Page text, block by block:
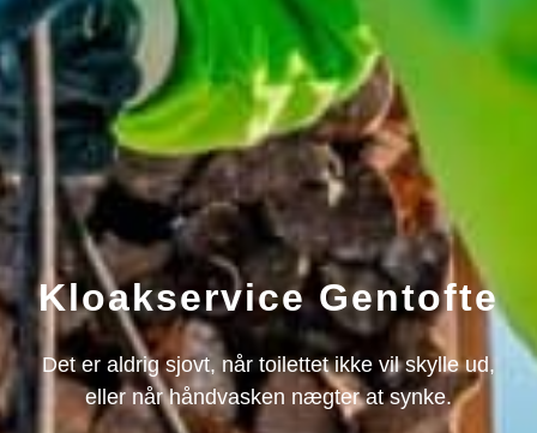
Kloakservice Gentofte
Det er aldrig sjovt, når toilettet ikke vil skylle ud,
eller når håndvasken nægter at synke.